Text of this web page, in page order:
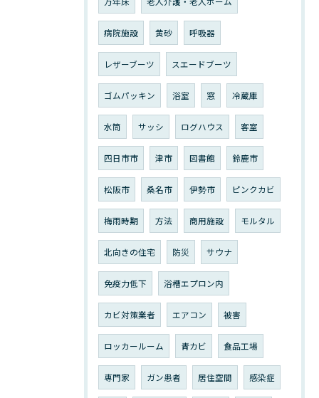
病院施設 黄砂 呼吸器
レザーブーツ スエードブーツ
ゴムパッキン 浴室 窓 冷蔵庫
水筒 サッシ ログハウス 客室
四日市市 津市 図書館 鈴鹿市
松阪市 桑名市 伊勢市 ピンクカビ
梅雨時期 方法 商用施設 モルタル
北向きの住宅 防災 サウナ
免疫力低下 浴槽エプロン内
カビ対策業者 エアコン 被害
ロッカールーム 青カビ 食品工場
専門家 ガン患者 居住空間 感染症